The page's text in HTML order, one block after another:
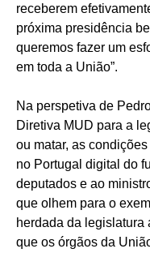
receberem
próxima presidência
queremos fazer um
em toda a União”.
Na perspetiva de
Diretiva MUD para a
ou matar, as
no Portugal digital do
deputados e ao
que olhem para o
herdada da legislatura
que os órgãos da